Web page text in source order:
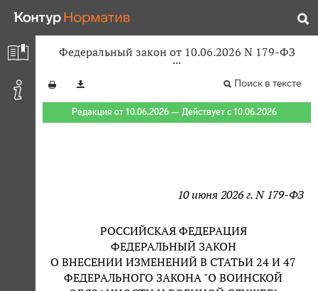
Федеральный закон от 10.06.2026 N 179-ФЗ
Поиск в тексте
Редакция от 10.06.2026 — Действует с 10.06.2026
10 июня 2026 г. N 179-ФЗ
РОССИЙСКАЯ ФЕДЕРАЦИЯ
ФЕДЕРАЛЬНЫЙ ЗАКОН
О ВНЕСЕНИИ ИЗМЕНЕНИЙ В СТАТЬИ 24 И 47
ФЕДЕРАЛЬНОГО ЗАКОНА "О ВОИНСКОЙ